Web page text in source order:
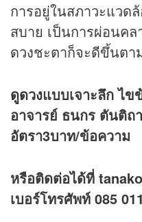
การอยู่ในสภาวะแวด
สบาย เป็นการผ่อนค
ดวงชะตาก็จะดีขึ้นตา
ดูดวงแบบเจาะลึก ไ
อาจารย์ ธนกร ตันติถ
อัตรา3บาท/ข้อความ
หรือติดต่อได้ที่
เบอร์โทรศัพท์ 085